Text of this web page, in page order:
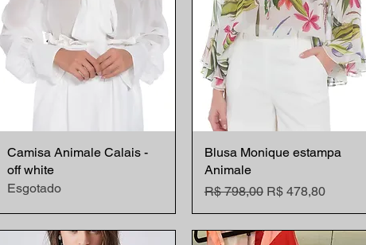
Visualização rápida
Camisa Animale Calais -
off white
Esgotado
Visualização rápida
Blusa Monique estampa
Animale
Preço normal
R$ 798,00 Preço promocional
R$ 478,80